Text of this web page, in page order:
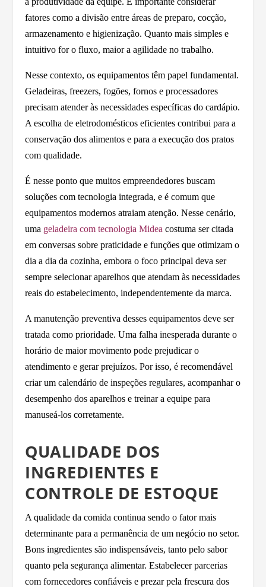
fatores como a divisão entre áreas de preparo, cocção,
armazenamento e higienização. Quanto mais simples e
intuitivo for o fluxo, maior a agilidade no trabalho.
Nesse contexto, os equipamentos têm papel fundamental.
Geladeiras, freezers, fogões, fornos e processadores
precisam atender às necessidades específicas do cardápio.
A escolha de eletrodomésticos eficientes contribui para a
conservação dos alimentos e para a execução dos pratos
com qualidade.
É nesse ponto que muitos empreendedores buscam
soluções com tecnologia integrada, e é comum que
equipamentos modernos atraiam atenção. Nesse cenário,
uma geladeira com tecnologia Midea costuma ser citada
em conversas sobre praticidade e funções que otimizam o
dia a dia da cozinha, embora o foco principal deva ser
sempre selecionar aparelhos que atendam às necessidades
reais do estabelecimento, independentemente da marca.
A manutenção preventiva desses equipamentos deve ser
tratada como prioridade. Uma falha inesperada durante o
horário de maior movimento pode prejudicar o
atendimento e gerar prejuízos. Por isso, é recomendável
criar um calendário de inspeções regulares, acompanhar o
desempenho dos aparelhos e treinar a equipe para
manuseá-los corretamente.
QUALIDADE DOS
INGREDIENTES E
CONTROLE DE ESTOQUE
A qualidade da comida continua sendo o fator mais
determinante para a permanência de um negócio no setor.
Bons ingredientes são indispensáveis, tanto pelo sabor
quanto pela segurança alimentar. Estabelecer parcerias
com fornecedores confiáveis e prezar pela frescura dos